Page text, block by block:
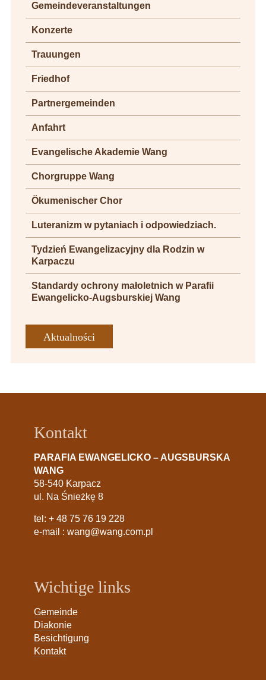
Gemeindeveranstaltungen
Konzerte
Trauungen
Friedhof
Partnergemeinden
Anfahrt
Evangelische Akademie Wang
Chorgruppe Wang
Ökumenischer Chor
Luteranizm w pytaniach i odpowiedziach.
Tydzień Ewangelizacyjny dla Rodzin w
Karpaczu
Standardy ochrony małoletnich w Parafii
Ewangelicko-Augsburskiej Wang
Aktualności
Kontakt
PARAFIA EWANGELICKO – AUGSBURSKA
WANG
58-540 Karpacz
ul. Na Śnieżkę 8
tel: + 48 75 76 19 228
e-mail : wang@wang.com.pl
Wichtige links
Gemeinde
Diakonie
Besichtigung
Kontakt